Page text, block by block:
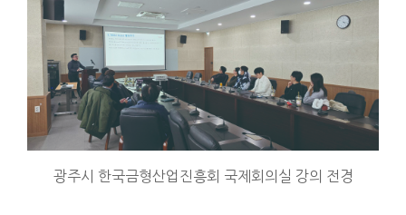
광주시 한국금형산업진흥회 국제회의실 강의 전경